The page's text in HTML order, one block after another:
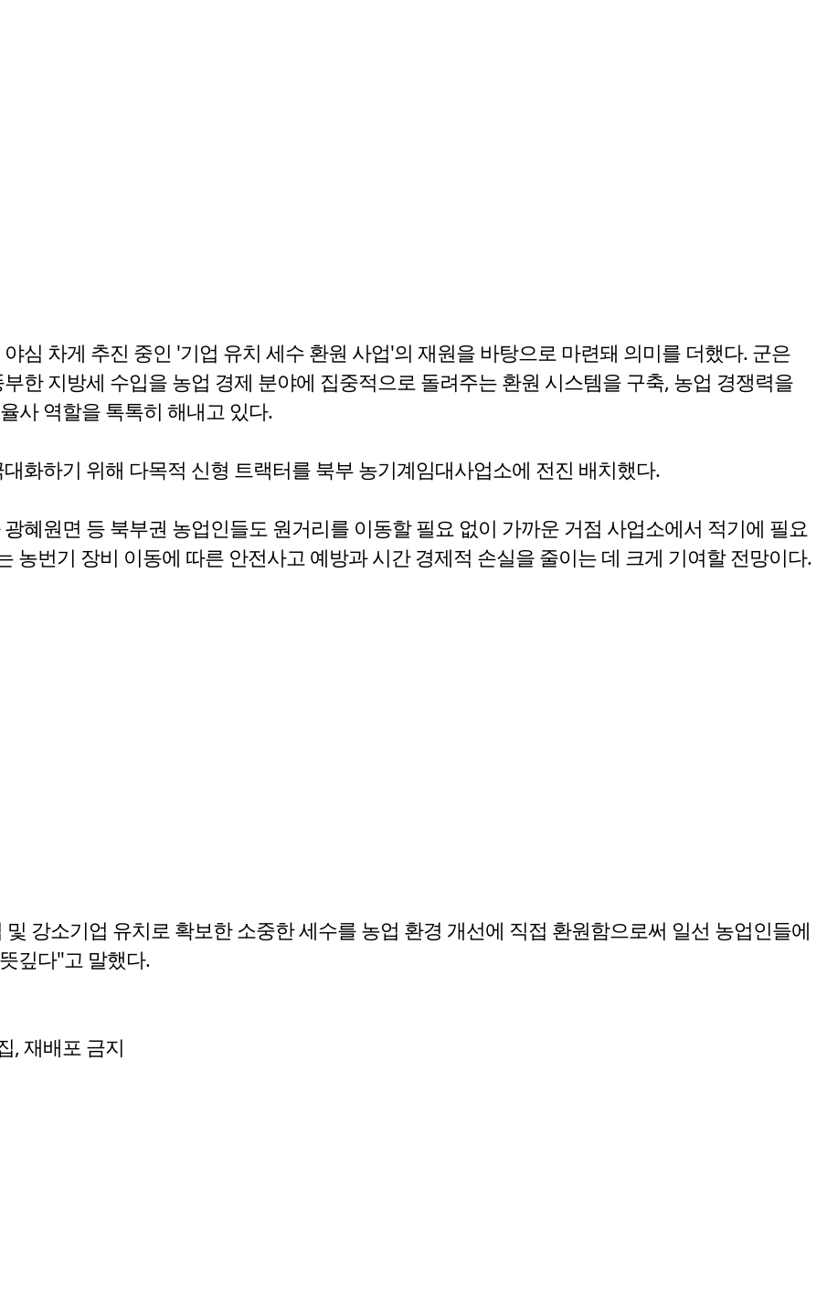
심 차게 추진 중인 '기업 유치 세수 환원 사업'의 재원을 바탕으로 마련돼 의미를 더했다. 군은
한 지방세 수입을 농업 경제 분야에 집중적으로 돌려주는 환원 시스템을 구축, 농업 경쟁력을
사 역할을 톡톡히 해내고 있다.
화하기 위해 다목적 신형 트랙터를 북부 농기계임대사업소에 전진 배치했다.
혜원면 등 북부권 농업인들도 원거리를 이동할 필요 없이 가까운 거점 사업소에서 적기에 필요
농번기 장비 이동에 따른 안전사고 예방과 시간 경제적 손실을 줄이는 데 크게 기여할 전망이다.
강소기업 유치로 확보한 소중한 세수를 농업 환경 개선에 직접 환원함으로써 일선 농업인들에
깊다"고 말했다.
, 재배포 금지